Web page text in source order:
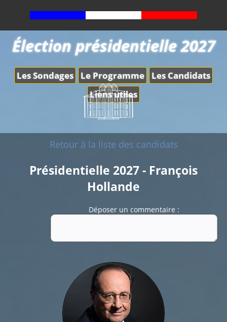
Les Sondages Le Programme
Les Candidats
Liens utiles
Élection présidentielle 2027
Retour à la liste des candidats
Présidentielle 2027 - François
Hollande
Déposer un commentaire :
Mail :
Fonction de commentaires dédiée au débat citoyen.
Pas d'insultes. Merci.